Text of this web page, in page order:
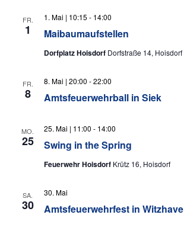
FR.
1 Maibaumaufstellen
1. Mai | 10:15 - 14:00
Dorfplatz Hoisdorf Dorfstraße 14, Hoisdorf
FR.
8 Amtsfeuerwehrball in Siek
8. Mai | 20:00 -22:00
MO.
25 Swing in the Spring
25. Mai | 11:00 - 14:00
Feuerwehr Hoisdorf Krütz 16, Hoisdorf
SA.
30 Amtsfeuerwehrfest in Witzhave
30. Mai